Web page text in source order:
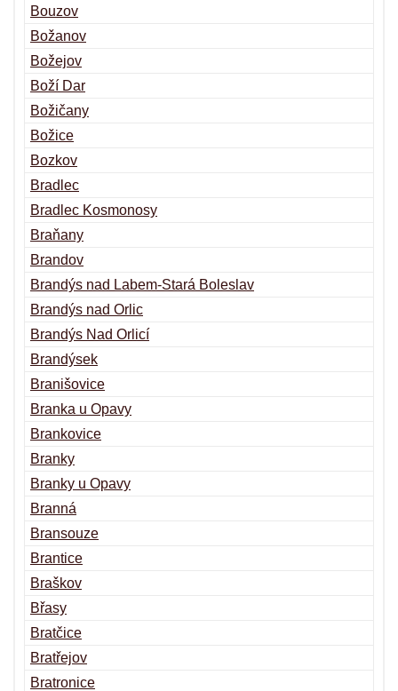
Bouzov
Božanov
Božejov
Boží Dar
Božičany
Božice
Bozkov
Bradlec
Bradlec Kosmonosy
Braňany
Brandov
Brandýs nad Labem-Stará Boleslav
Brandýs nad Orlic
Brandýs Nad Orlicí
Brandýsek
Branišovice
Branka u Opavy
Brankovice
Branky
Branky u Opavy
Branná
Bransouze
Brantice
Braškov
Břasy
Bratčice
Bratřejov
Bratronice